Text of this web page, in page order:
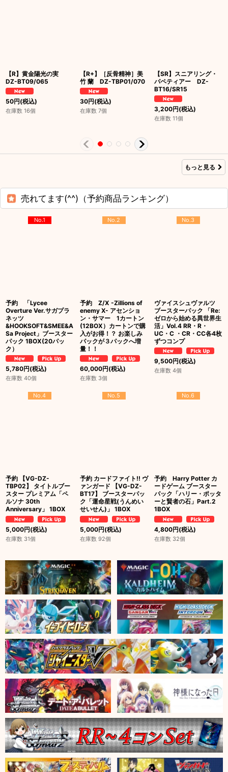
【R】黄金陽光の実
DZ-BT09/065
50円(税込)
在庫数 16個
【R+】［反骨精神］美
竹 蘭 DZ-TBP01/070
30円(税込)
在庫数 7個
【SR】スニアリング・
パペティアー DZ-
BT16/SR15
3,200円(税込)
在庫数 11個
もっと見る
売れてます(^^)（予約商品ランキング）
No.1
予約 「Lycee
Overture Ver.サガプラ
ネッツ
&HOOKSOFT&SMEE&A
Sa Project」ブースター
パック 1BOX(20パッ
ク）
5,780円(税込)
在庫数 40個
No.2
予約 Z/X -Zillions of
enemy X- アセンショ
ン・サマー 1カートン
(12BOX）カートンで購
入がお得！？ お楽しみ
パックが３パックへ増
量！！
60,000円(税込)
在庫数 3個
No.3
ヴァイスシュヴァルツ
ブースターパック 「Re:
ゼロから始める異世界生
活」Vol.4 RR・R・
UC・C ・CR・CC各4枚
ずつコンプ
9,500円(税込)
在庫数 4個
No.4
予約 【VG-DZ-
TBP02】 タイトルブー
スター プレミアム「ペ
ルソナ 30th
Anniversary」 1BOX
5,000円(税込)
在庫数 31個
No.5
予約 カードファイト!! ヴ
ァンガード 【VG-DZ-
BT17】 ブースターパッ
ク「運命星戦(うんめい
せいせん)」 1BOX
5,000円(税込)
在庫数 92個
No.6
予約 Harry Potter カ
ードゲーム ブースター
パック「ハリー・ポッタ
ーと賢者の石」Part.2
1BOX
4,800円(税込)
在庫数 32個